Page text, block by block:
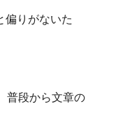
偏りがないた
普段から文章の